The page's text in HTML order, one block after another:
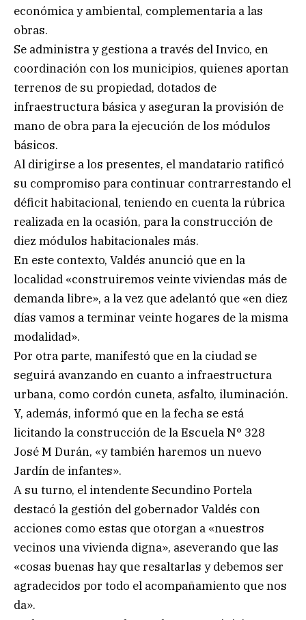
económica y ambiental, complementaria a las
obras.
Se administra y gestiona a través del Invico, en
coordinación con los municipios, quienes aportan
terrenos de su propiedad, dotados de
infraestructura básica y aseguran la provisión de
mano de obra para la ejecución de los módulos
básicos.
Al dirigirse a los presentes, el mandatario ratificó
su compromiso para continuar contrarrestando el
déficit habitacional, teniendo en cuenta la rúbrica
realizada en la ocasión, para la construcción de
diez módulos habitacionales más.
En este contexto, Valdés anunció que en la
localidad «construiremos veinte viviendas más de
demanda libre», a la vez que adelantó que «en diez
días vamos a terminar veinte hogares de la misma
modalidad».
Por otra parte, manifestó que en la ciudad se
seguirá avanzando en cuanto a infraestructura
urbana, como cordón cuneta, asfalto, iluminación.
Y, además, informó que en la fecha se está
licitando la construcción de la Escuela N° 328
José M Durán, «y también haremos un nuevo
Jardín de infantes».
A su turno, el intendente Secundino Portela
destacó la gestión del gobernador Valdés con
acciones como estas que otorgan a «nuestros
vecinos una vivienda digna», aseverando que las
«cosas buenas hay que resaltarlas y debemos ser
agradecidos por todo el acompañamiento que nos
da».